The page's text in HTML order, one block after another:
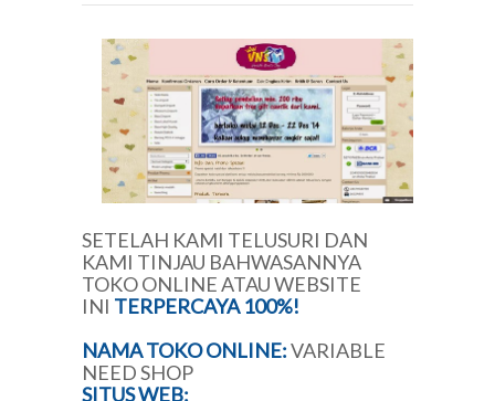
SETELAH KAMI TELUSURI DAN
KAMI TINJAU BAHWASANNYA
TOKO ONLINE ATAU WEBSITE
INI TERPERCAYA 100%!
NAMA TOKO ONLINE:VARIABLE
NEED SHOP
SITUS WEB: